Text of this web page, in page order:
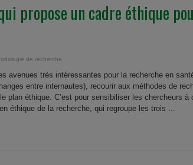
propose un cadre éthique
de recherche
avenues très intéressantes pour la recherche en
entre internautes), recourir aux méthodes de
plan éthique. C’est pour sensibiliser les chercheurs à
éthique de la recherche, qui regroupe les trois ...